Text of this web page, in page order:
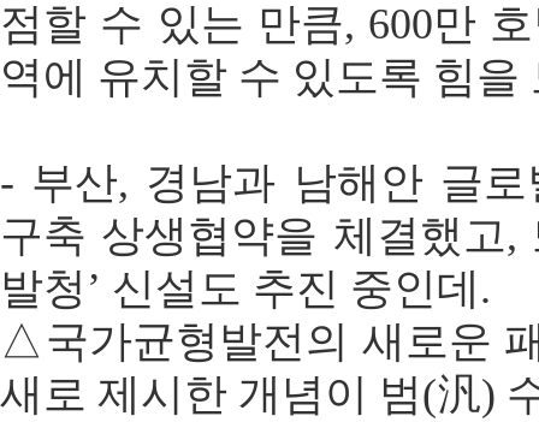
점할 수 있는 만큼, 600만
역에 유치할 수 있도록 힘을
- 부산, 경남과 남해안 글
구축 상생협약을 체결했고,
발청’ 신설도 추진 중인데.
△국가균형발전의 새로운
새로 제시한 개념이 범(汎)